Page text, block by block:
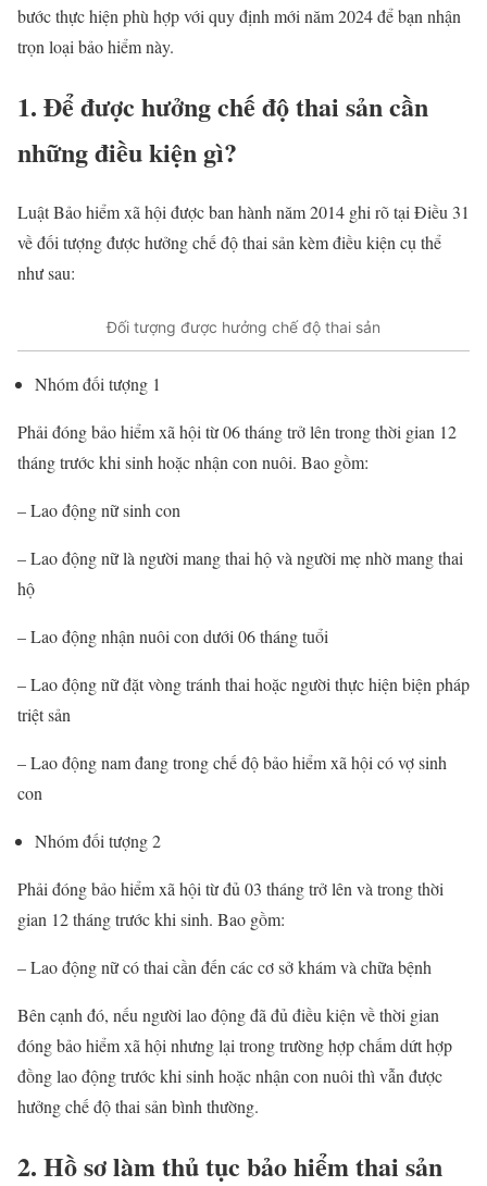
bước thực hiện phù hợp với quy định mới năm 2024 để bạn nhận
trọn loại bảo hiểm này.
1. Để được hưởng chế độ thai sản cần
những điều kiện gì?
Luật Bảo hiểm xã hội được ban hành năm 2014 ghi rõ tại Điều 31
về đối tượng được hưởng chế độ thai sản kèm điều kiện cụ thể
như sau:
Đối tượng được hưởng chế độ thai sản
Nhóm đối tượng 1
Phải đóng bảo hiểm xã hội từ 06 tháng trở lên trong thời gian 12
tháng trước khi sinh hoặc nhận con nuôi. Bao gồm:
– Lao động nữ sinh con
– Lao động nữ là người mang thai hộ và người mẹ nhờ mang thai
hộ
– Lao động nhận nuôi con dưới 06 tháng tuổi
– Lao động nữ đặt vòng tránh thai hoặc người thực hiện biện pháp
triệt sản
– Lao động nam đang trong chế độ bảo hiểm xã hội có vợ sinh
con
Nhóm đối tượng 2
Phải đóng bảo hiểm xã hội từ đủ 03 tháng trở lên và trong thời
gian 12 tháng trước khi sinh. Bao gồm:
– Lao động nữ có thai cần đến các cơ sở khám và chữa bệnh
Bên cạnh đó, nếu người lao động đã đủ điều kiện về thời gian
đóng bảo hiểm xã hội nhưng lại trong trường hợp chấm dứt hợp
đồng lao động trước khi sinh hoặc nhận con nuôi thì vẫn được
hưởng chế độ thai sản bình thường.
2. Hồ sơ làmthủ tục bảo hiểm thai sản